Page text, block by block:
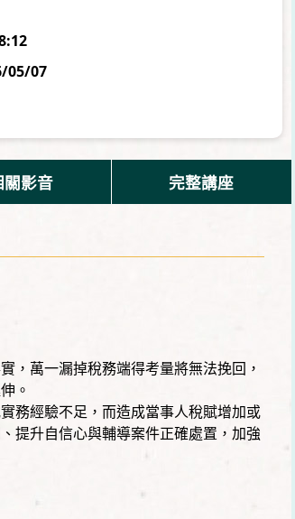
05/07
關影音 完整講座
萬一漏掉稅務端得考量將無法挽回，
。
經驗不足，而造成當事人稅賦增加或
提升自信心與輔導案件正確處置，加強